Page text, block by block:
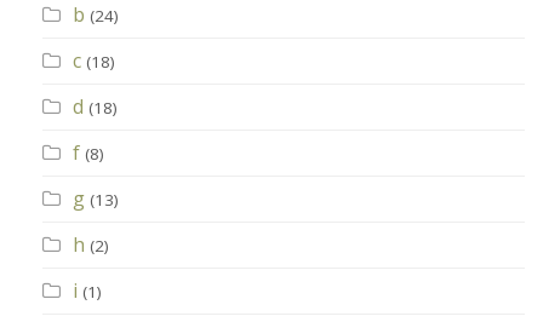
b (24)
c (18)
d (18)
f (8)
g (13)
h (2)
i (1)